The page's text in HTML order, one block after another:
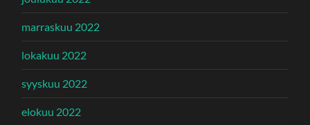
marraskuu 2022
lokakuu 2022
syyskuu 2022
elokuu 2022